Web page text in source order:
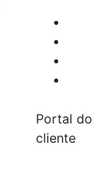
Portal do
cliente